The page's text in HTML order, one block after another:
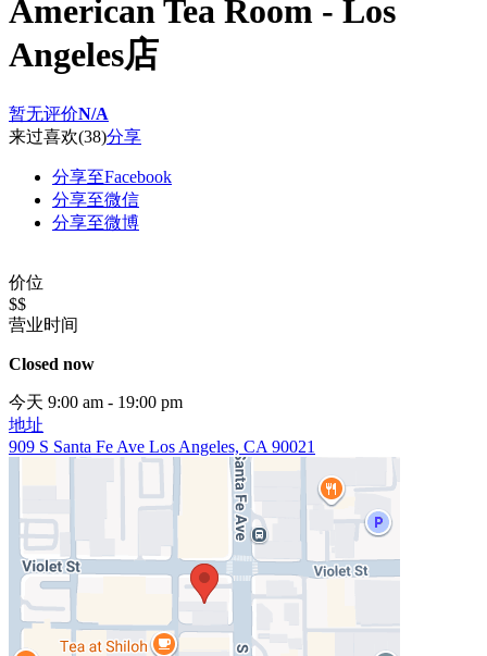
American Tea Room - Los
Angeles店
暂无评价N/A
来过喜欢(38)分享
分享至Facebook
分享至微信
分享至微博
价位
$$
营业时间
Closed now
今天 9:00 am - 19:00 pm
地址
909 S Santa Fe Ave Los Angeles, CA 90021